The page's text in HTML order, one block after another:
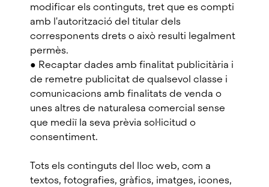
modificar els continguts, tret que es compti
amb l'autorització del titular dels
corresponents drets o això resulti legalment
permès.
● Recaptar dades amb finalitat publicitària i
de remetre publicitat de qualsevol classe i
comunicacions amb finalitats de venda o
unes altres de naturalesa comercial sense
que mediï la seva prèvia sol·licitud o
consentiment.
Tots els continguts del lloc web, com a
textos, fotografies, gràfics, imatges, icones,